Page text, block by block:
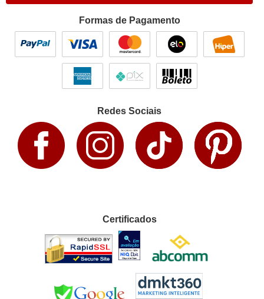
Formas de Pagamento
Redes Sociais
Certificados